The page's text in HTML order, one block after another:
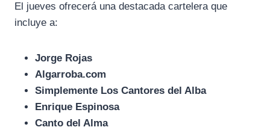
El jueves ofrecerá una destacada cartelera que
incluye a:
Jorge Rojas
Algarroba.com
Simplemente Los Cantores del Alba
Enrique Espinosa
Canto del Alma